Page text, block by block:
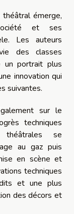
émerge,
et ses
Les auteurs
des classes
un portrait plus
innovation qui
suivantes.
sur le
techniques
théâtrales se
au gaz puis
en scène et
techniques
et une plus
des décors et